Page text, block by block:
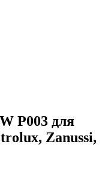
P003 для
Zanussi,